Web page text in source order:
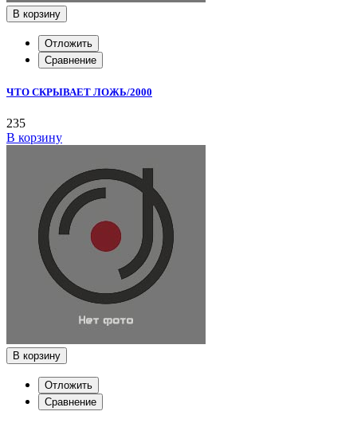
В корзину
Отложить
Сравнение
ЧТО СКРЫВАЕТ ЛОЖЬ/2000
235
В корзину
В корзину
Отложить
Сравнение